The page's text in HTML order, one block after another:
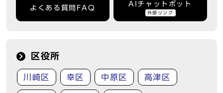
よくある質問FAQ
AIチャットボット
外部リンク
区役所
川崎区 幸区 中原区 高津区